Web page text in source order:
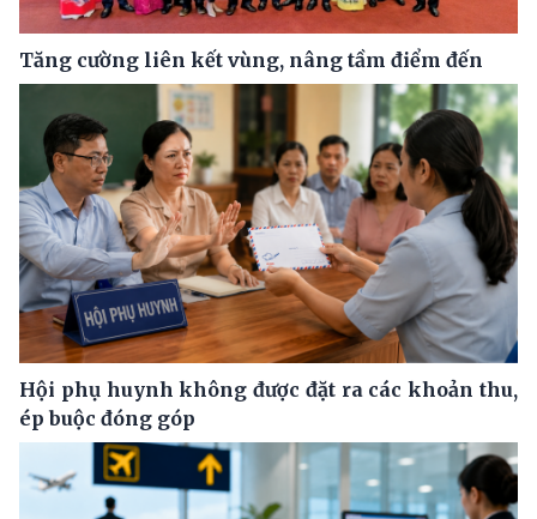
Tăng cường liên kết vùng, nâng tầm điểm đến
Hội phụ huynh không được đặt ra các khoản thu,
ép buộc đóng góp